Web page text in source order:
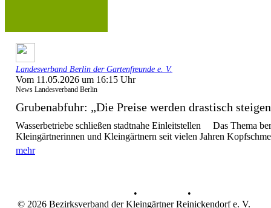
Landesverband Berlin der Gartenfreunde e. V.
Vom 11.05.2026 um 16:15 Uhr
News Landesverband Berlin
Grubenabfuhr: „Die Preise werden drastisch
Wasserbetriebe schließen stadtnahe Einleitstellen Das Thema
Kleingärtnerinnen und Kleingärtnern seit vielen Jahren
mehr
•
•
© 2026 Bezirksverband der Kleingärtner Reinickendorf e. V.